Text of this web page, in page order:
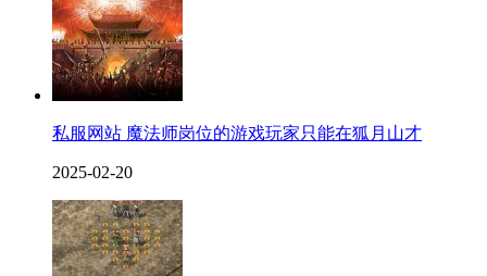
私服网站 魔法师岗位的游戏玩家只能在狐月山才
2025-02-20